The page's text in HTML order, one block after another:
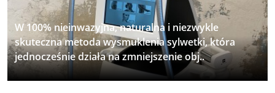
W 100% nieinwazyjna, naturalna i niezwykle
skuteczna metoda wysmuklenia sylwetki, która
jednocześnie działa na zmniejszenie obj..